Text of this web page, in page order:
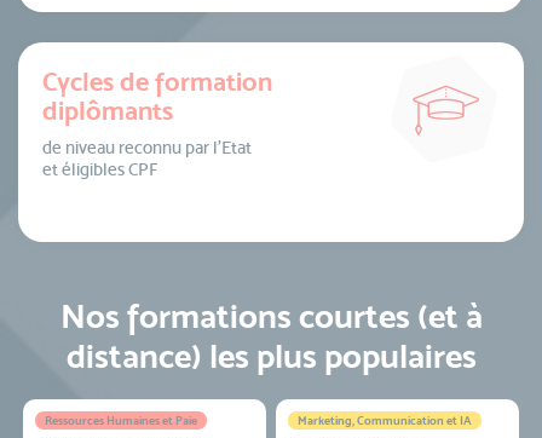
Cycles de formation
diplômants
de niveau reconnu par l’Etat
et éligibles CPF
Nos formations courtes (et à
distance) les plus populaires
Ressources Humaines et Paie Marketing, Communication et IA